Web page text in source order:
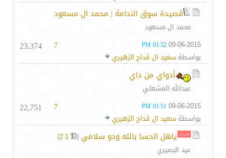
قصيدة سوق الندامة | محمد ال مسعود
محمد ال مسعود
09-06-2015
01:52 PM
بواسطة سعيد ال قداح الزهيري
7
23,374
أدواي من داي
عبدالله المشعلي
09-06-2015
01:51 PM
بواسطة سعيد ال قداح الزهيري
7
22,751
ياهل الحسا بالله ودو سلامي (
1
2
)
عيد البصيري